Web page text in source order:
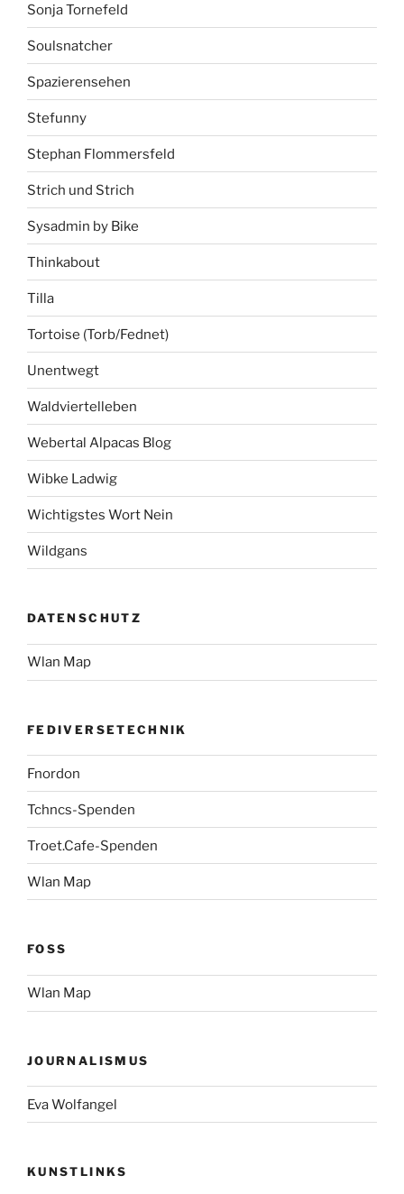
Sonja Tornefeld
Soulsnatcher
Spazierensehen
Stefunny
Stephan Flommersfeld
Strich und Strich
Sysadmin by Bike
Thinkabout
Tilla
Tortoise (Torb/Fednet)
Unentwegt
Waldviertelleben
Webertal Alpacas Blog
Wibke Ladwig
Wichtigstes Wort Nein
Wildgans
DATENSCHUTZ
Wlan Map
FEDIVERSETECHNIK
Fnordon
Tchncs-Spenden
Troet.Cafe-Spenden
Wlan Map
FOSS
Wlan Map
JOURNALISMUS
Eva Wolfangel
KUNSTLINKS